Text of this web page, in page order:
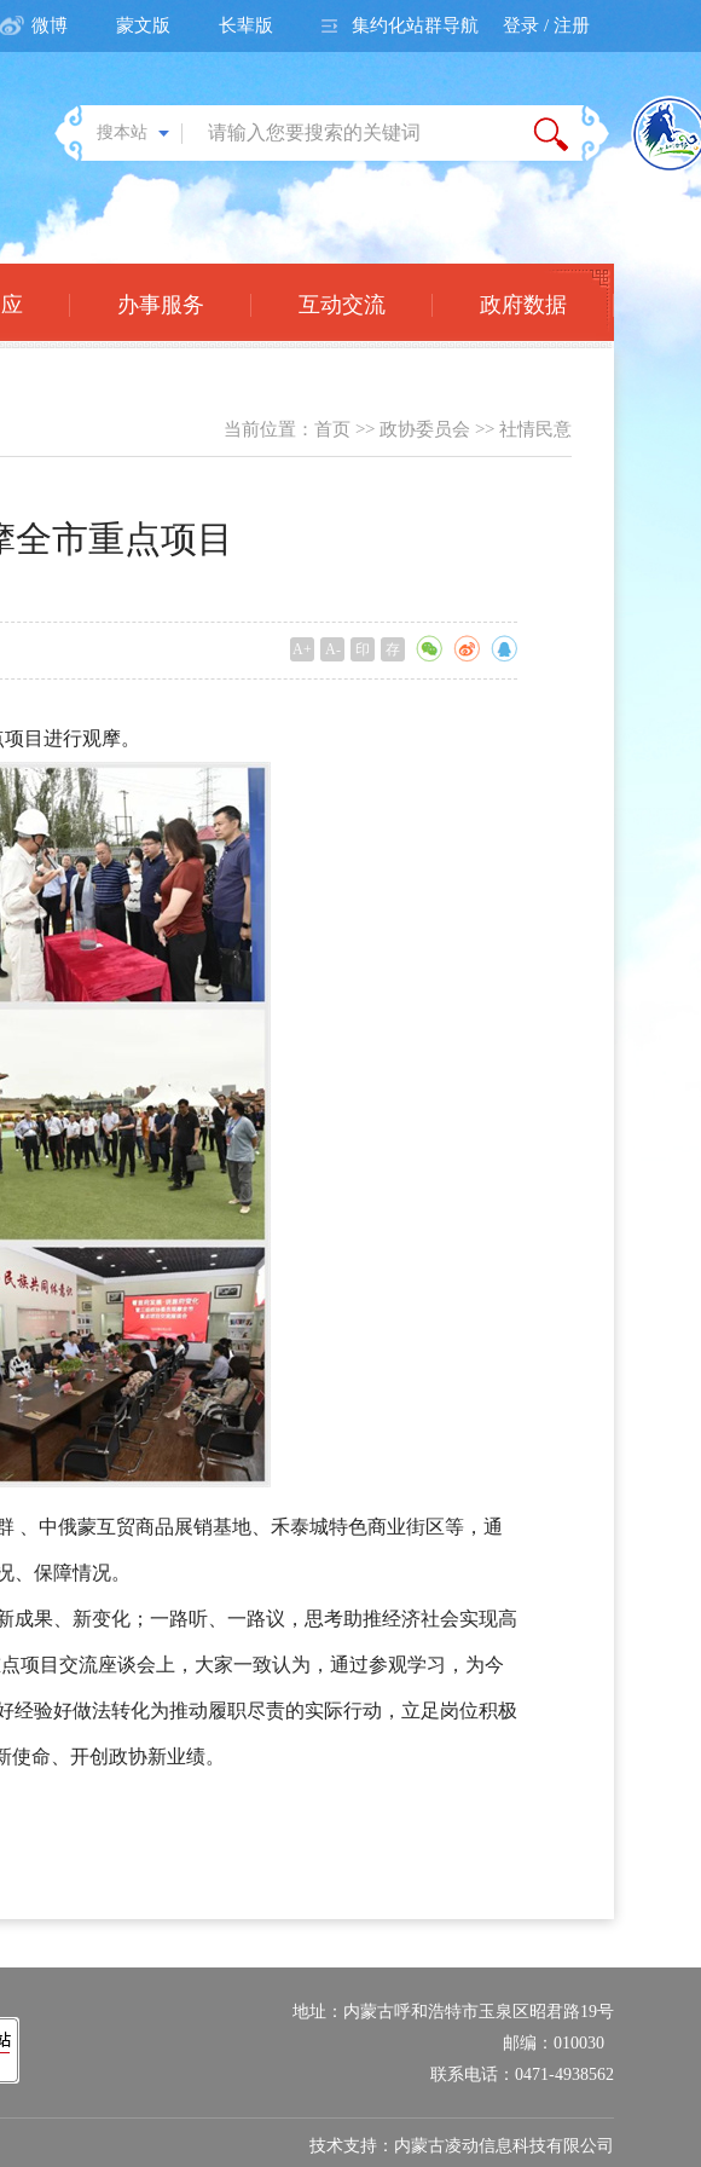
微博 蒙文版 长辈版 集约化站群导航 登录 / 注册
搜本站
办事服务 互动交流 政府数据
当前位置： 首页 >> 政协委员会 >> 社情民意
市重点项目
A+ A- 印 存
目进行观摩。
、中俄蒙互贸商品展销基地、禾泰城特色商业街区等，通
保障情况。
果、新变化；一路听、一路议，思考助推经济社会实现高
项目交流座谈会上，大家一致认为，通过参观学习，为今
验好做法转化为推动履职尽责的实际行动，立足岗位积极
命、开创政协新业绩。
地址：内蒙古呼和浩特市玉泉区昭君路19号
邮编：010030
联系电话：0471-4938562
技术支持：内蒙古凌动信息科技有限公司